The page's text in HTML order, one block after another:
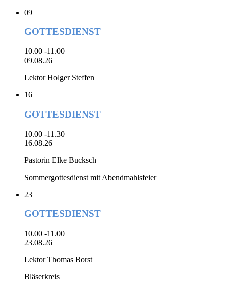
09
GOTTESDIENST
10.00 -11.00
09.08.26
Lektor Holger Steffen
16
GOTTESDIENST
10.00 -11.30
16.08.26
Pastorin Elke Bucksch
Sommergottesdienst mit Abendmahlsfeier
23
GOTTESDIENST
10.00 -11.00
23.08.26
Lektor Thomas Borst
Bläserkreis